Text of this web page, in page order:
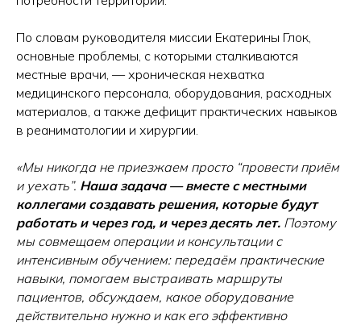
По словам руководителя миссии Екатерины Глок,
основные проблемы, с которыми сталкиваются
местные врачи, — хроническая нехватка
медицинского персонала, оборудования, расходных
материалов, а также дефицит практических навыков
в реаниматологии и хирургии.
«Мы никогда не приезжаем просто “провести приём
и уехать”. Наша задача — вместе с местными
коллегами создавать решения, которые будут
работать и через год, и через десять лет. Поэтому
мы совмещаем операции и консультации с
интенсивным обучением: передаём практические
навыки, помогаем выстраивать маршруты
пациентов, обсуждаем, какое оборудование
действительно нужно и как его эффективно